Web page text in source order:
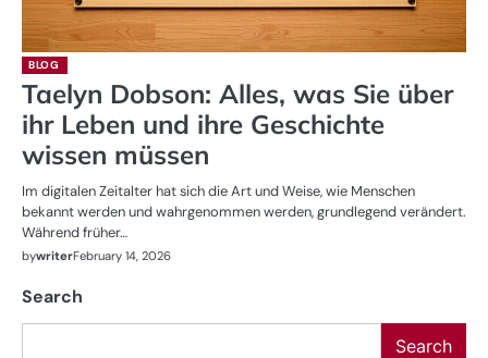
BLOG
Taelyn Dobson: Alles, was Sie über
ihr Leben und ihre Geschichte
wissen müssen
Im digitalen Zeitalter hat sich die Art und Weise, wie Menschen
bekannt werden und wahrgenommen werden, grundlegend verändert.
Während früher…
bywriterFebruary 14, 2026
Search
Search